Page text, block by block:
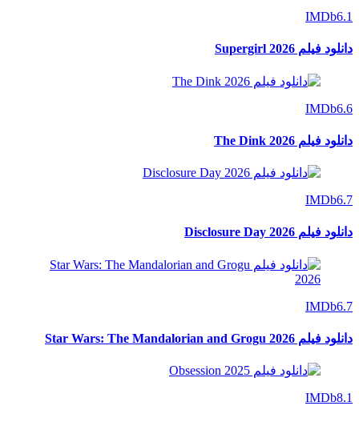
IMDb6.1
دانلود فیلم Supergirl 2026
IMDb6.6
دانلود فیلم The Dink 2026
IMDb6.7
دانلود فیلم Disclosure Day 2026
IMDb6.7
دانلود فیلم Star Wars: The Mandalorian and Grogu 2026
IMDb8.1